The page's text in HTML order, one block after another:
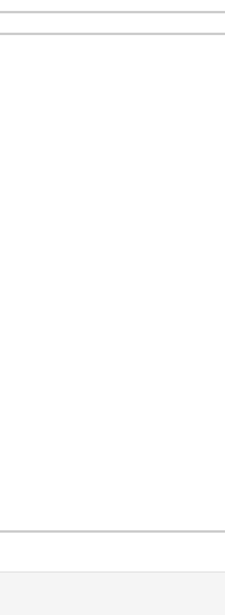
aki a
is, a
diófélék